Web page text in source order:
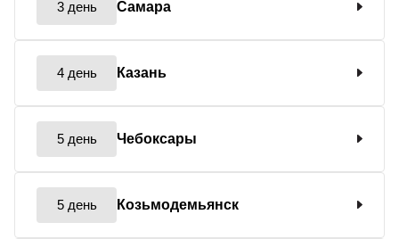
3 день Самара
4 день Казань
5 день Чебоксары
5 день Козьмодемьянск